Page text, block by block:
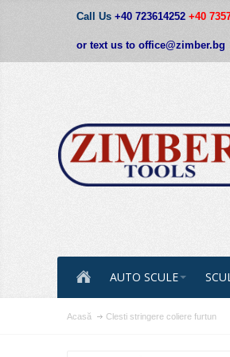
Call Us +40 723614252 +40
or text us to office@zimber.bg
AUTO SCULE
Acasă Clesti stringere coliere furtun